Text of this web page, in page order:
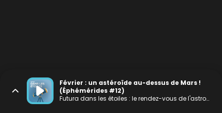
Février : un astéroïde au-dessus de Mars !
(Éphémérides #12)
Futura dans les étoiles : le rendez-vous de l'astronomie